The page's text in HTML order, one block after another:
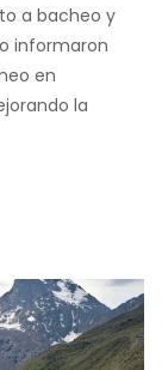
a bacheo y
informaron
en
la